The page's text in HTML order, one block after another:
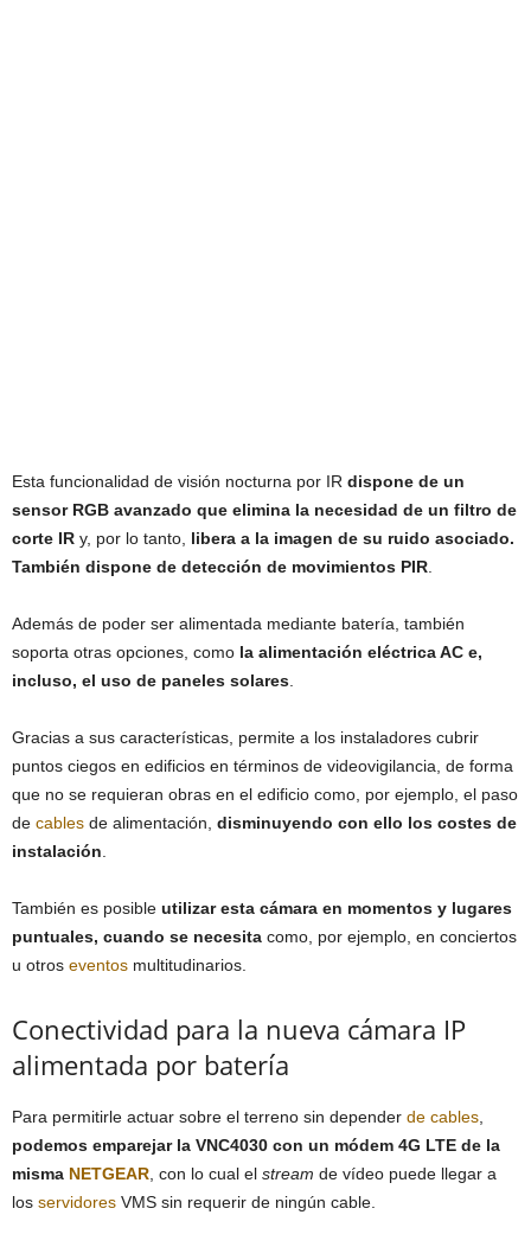
Esta funcionalidad de visión nocturna por IR dispone de un
sensor RGB avanzado que elimina la necesidad de un filtro de
corte IR y, por lo tanto, libera a la imagen de su ruido asociado.
También dispone de detección de movimientos PIR
Además de poder ser alimentada mediante batería, también
soporta otras opciones, como la alimentación eléctrica AC e,
incluso, el uso de paneles solares
Gracias a sus características, permite a los instaladores cubrir
puntos ciegos en edificios en términos de videovigilancia, de forma
que no se requieran obras en el edificio como, por ejemplo, el paso
de cables de alimentación, disminuyendo con ello los costes de
instalación
También es posible utilizar esta cámara en momentos y lugares
puntuales, cuando se necesita como, por ejemplo, en conciertos
u otros eventos multitudinarios.
Conectividad para la nueva cámara IP
alimentada por batería
Para permitirle actuar sobre el terreno sin depender de cables
podemos emparejar la VNC4030 con un módem 4G LTE de la
misma NETGEAR , con lo cual el stream de vídeo puede llegar a
los servidores VMS sin requerir de ningún cable.